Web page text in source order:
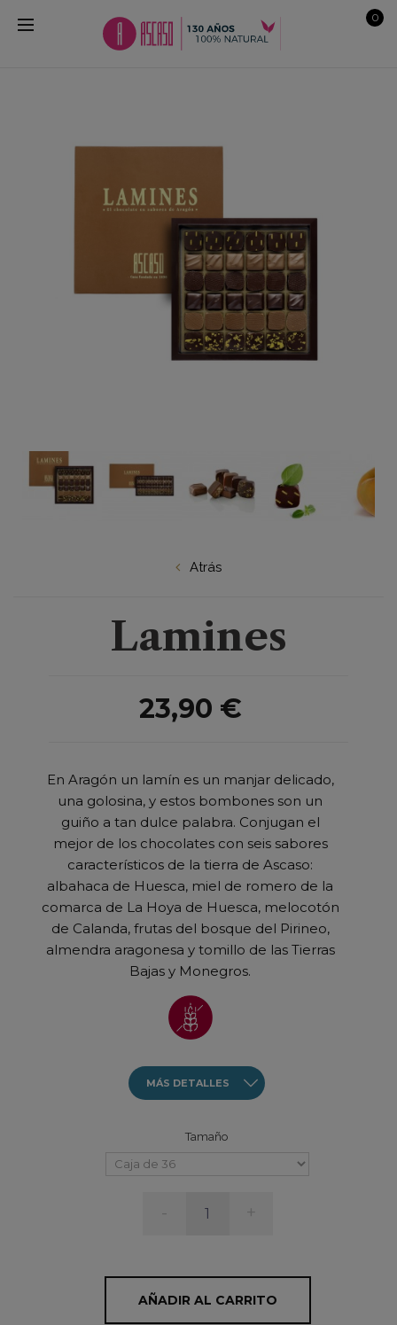
0
Atrás
Lamines
23,90 €
En Aragón un lamín es un manjar delicado,
una golosina, y estos bombones son un
guiño a tan dulce palabra. Conjugan el
mejor de los chocolates con seis sabores
característicos de la tierra de Ascaso:
albahaca de Huesca, miel de romero de la
comarca de La Hoya de Huesca, melocotón
de Calanda, frutas del bosque del Pirineo,
almendra aragonesa y tomillo de las Tierras
Bajas y Monegros.
MÁS DETALLES
Tamaño
- +
AÑADIR AL CARRITO